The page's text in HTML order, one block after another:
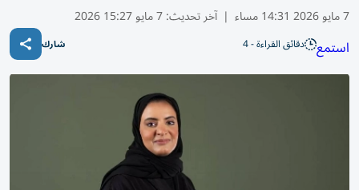
7 مايو 2026 14:31 مساء | آخر تحديث:7 مايو 15:27 2026
استمع دقائق القراءة - 4 شارك